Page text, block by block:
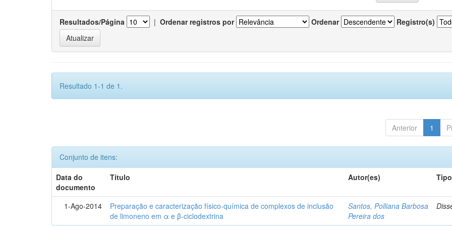
Resultados/Página | Ordenar registros por Ordenar Registro(s)
Resultado 1-1 de 1.
Anterior 1
Conjunto de itens:
Data do
documento
Título Autor(es) Tipo
1-Ago-2014
Preparação e caracterização físico-química de complexos de inclusão
de limoneno em α e β-ciclodextrina
Santos, Polliana Barbosa
Pereira dos